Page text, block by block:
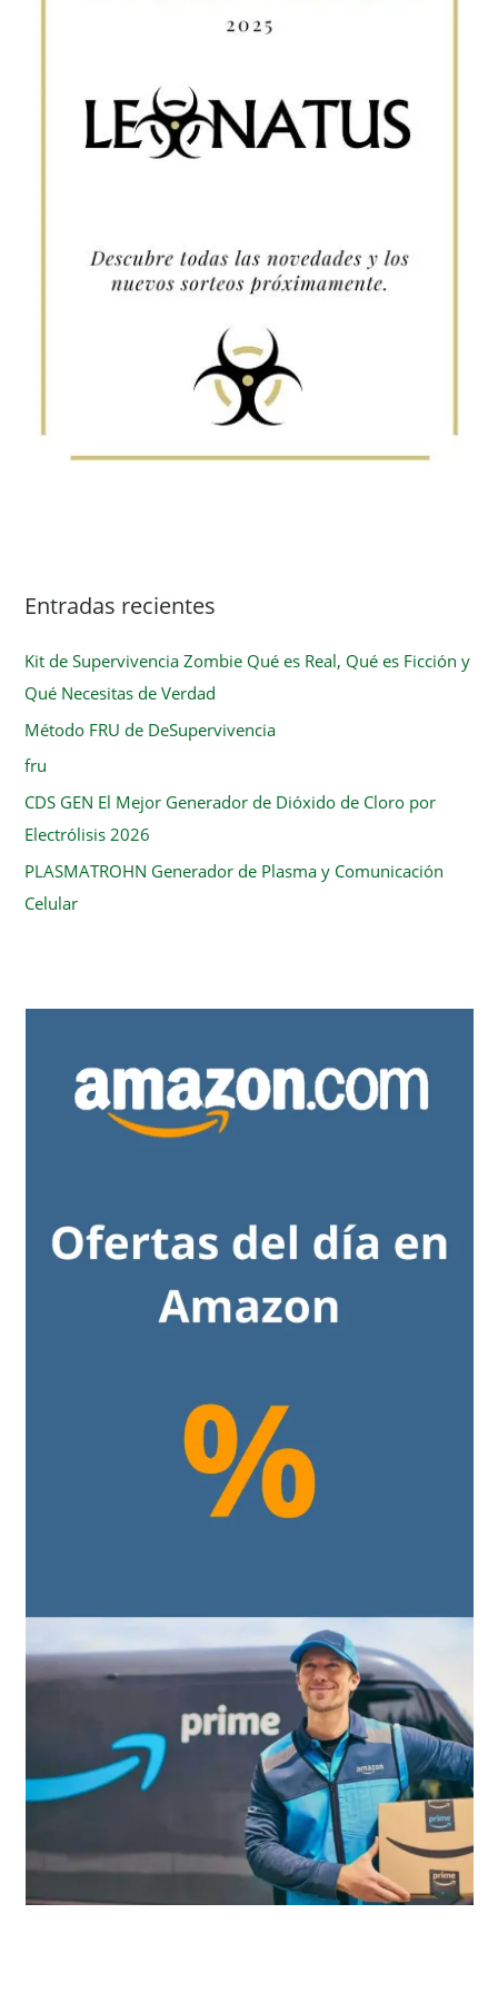
Entradas recientes
Kit de Supervivencia Zombie Qué es Real, Qué es Ficción y
Qué Necesitas de Verdad
Método FRU de DeSupervivencia
fru
CDS GEN El Mejor Generador de Dióxido de Cloro por
Electrólisis 2026
PLASMATROHN Generador de Plasma y Comunicación
Celular